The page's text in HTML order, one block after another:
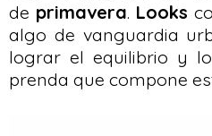
de primavera. Looks
algo de vanguardia
lograr el equilibrio y
prenda que compone